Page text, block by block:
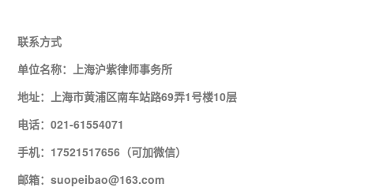
联系方式
单位名称：上海沪紫律师事务所
地址：上海市黄浦区南车站路69弄1号楼10层
电话：021-61554071
手机：17521517656（可加微信）
邮箱：suopeibao@163.com